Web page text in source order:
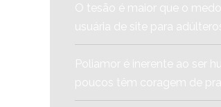
O tesão é maior que o
usuária de site para
Poliamor é inerente ao ser
poucos têm coragem de